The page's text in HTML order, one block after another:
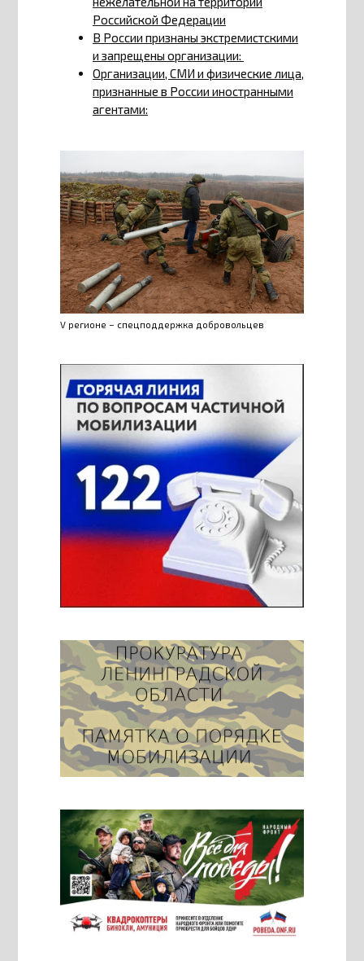
Российской Федерации
В России признаны экстремистскими
и запрещены организации:
Организации, СМИ и физические лица,
признанные в России иностранными
агентами:
V регионе – спецподдержка добровольцев